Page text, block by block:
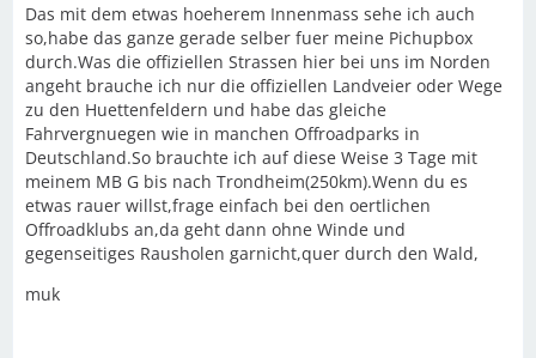
Das mit dem etwas hoeherem Innenmass sehe ich auch
so,habe das ganze gerade selber fuer meine Pichupbox
durch.Was die offiziellen Strassen hier bei uns im Norden
angeht brauche ich nur die offiziellen Landveier oder Wege
zu den Huettenfeldern und habe das gleiche
Fahrvergnuegen wie in manchen Offroadparks in
Deutschland.So brauchte ich auf diese Weise 3 Tage mit
meinem MB G bis nach Trondheim(250km).Wenn du es
etwas rauer willst,frage einfach bei den oertlichen
Offroadklubs an,da geht dann ohne Winde und
gegenseitiges Rausholen garnicht,quer durch den Wald,
muk